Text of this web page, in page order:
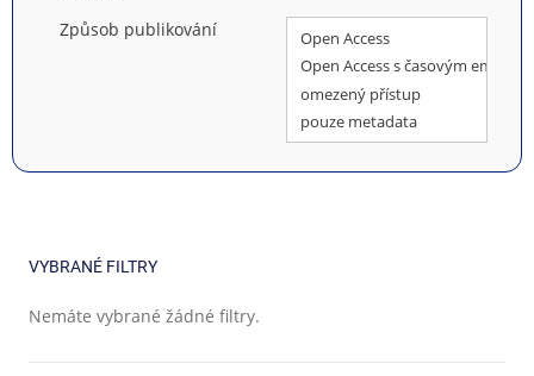
Způsob publikování
VYBRANÉ FILTRY
Nemáte vybrané žádné filtry.